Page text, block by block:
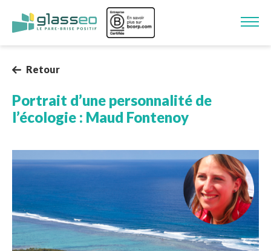
Aller au contenu principal
Image
Retour
Portrait d’une personnalité de
l’écologie : Maud Fontenoy